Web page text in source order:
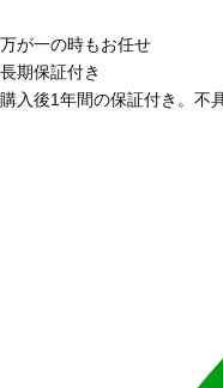
万が一の時もお任せ
長期保証付き
購入後1年間の保証付き。不